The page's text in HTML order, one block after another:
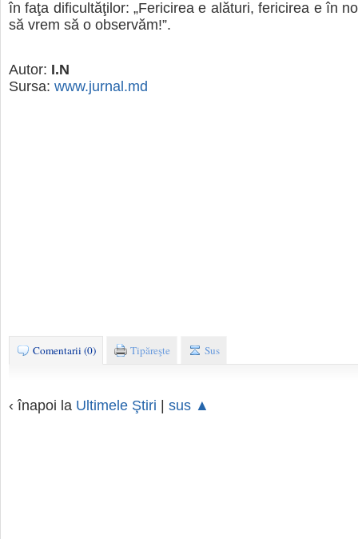
în faţa dificultăţilor: „Fericirea e alături, fericirea e în
să vrem să o observăm!”.
Autor: I.N
Sursa: www.jurnal.md
Comentarii (0) Tipăreşte Sus
‹ înapoi la Ultimele Ştiri | sus ▲